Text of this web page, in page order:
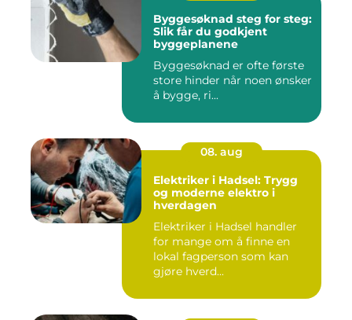
Byggesøknad steg for steg:
Slik får du godkjent
byggeplanene
Byggesøknad er ofte første
store hinder når noen ønsker
å bygge, ri...
08. aug
Elektriker i Hadsel: Trygg
og moderne elektro i
hverdagen
Elektriker i Hadsel handler
for mange om å finne en
lokal fagperson som kan
gjøre hverd...